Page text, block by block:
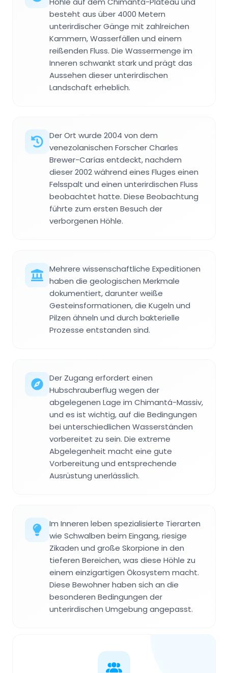
besteht aus über 4000 Metern
unterirdischer Gänge mit zahlreichen
Kammern, Wasserfällen und einem
reißenden Fluss. Die Wassermenge im
Inneren schwankt stark und prägt das
Aussehen dieser unterirdischen
Landschaft erheblich.
Der Ort wurde 2004 von dem
venezolanischen Forscher Charles
Brewer-Carías entdeckt, nachdem
dieser 2002 während eines Fluges einen
Felsspalt und einen unterirdischen Fluss
beobachtet hatte. Diese Beobachtung
führte zum ersten Besuch der
verborgenen Höhle.
Mehrere wissenschaftliche Expeditionen
haben die geologischen Merkmale
dokumentiert, darunter weiße
Gesteinsformationen, die Kugeln und
Pilzen ähneln und durch bakterielle
Prozesse entstanden sind.
Der Zugang erfordert einen
Hubschrauberflug wegen der
abgelegenen Lage im Chimantá-Massiv,
und es ist wichtig, auf die Bedingungen
bei unterschiedlichen Wasserständen
vorbereitet zu sein. Die extreme
Abgelegenheit macht eine gute
Vorbereitung und entsprechende
Ausrüstung unerlässlich.
Im Inneren leben spezialisierte Tierarten
wie Schwalben beim Eingang, riesige
Zikaden und große Skorpione in den
tieferen Bereichen, was diese Höhle zu
einem einzigartigen Ökosystem macht.
Diese Bewohner haben sich an die
besonderen Bedingungen der
unterirdischen Umgebung angepasst.